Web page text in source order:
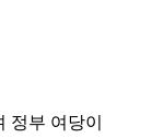
부 여당이